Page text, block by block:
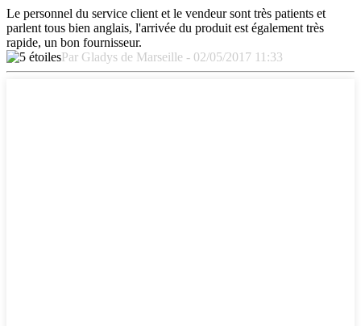
Le personnel du service client et le vendeur sont très patients et
parlent tous bien anglais, l'arrivée du produit est également très
rapide, un bon fournisseur.
Par Gladys de Marseille - 02/05/2017 11:33